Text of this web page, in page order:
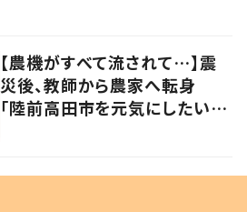
【農機がすべて流されて…】震
災後、教師から農家へ転身
「陸前高田市を元気にしたい」